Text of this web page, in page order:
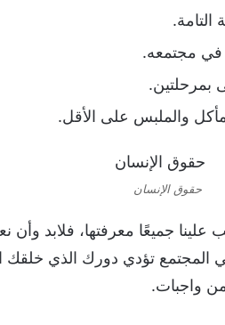
في مجتمعه.
بمرحلتين.
والملبس على الأقل.
حقوق الإنسان
جميعًا معرفتها، فلابد وأن
المجتمع تؤدي دورك الذي خلقك
واجبات.